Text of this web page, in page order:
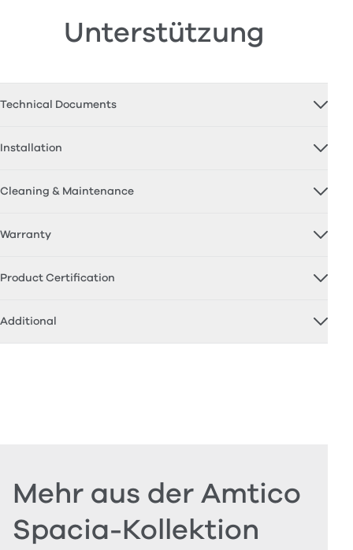
Unterstützung
Technical Documents
Installation
Cleaning & Maintenance
Warranty
Product Certification
Additional
Mehr aus der Amtico
Spacia-Kollektion